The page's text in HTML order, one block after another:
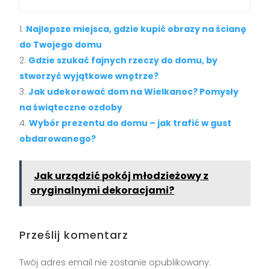
Najlepsze miejsca, gdzie kupić obrazy na ścianę
do Twojego domu
Gdzie szukać fajnych rzeczy do domu, by
stworzyć wyjątkowe wnętrze?
Jak udekorować dom na Wielkanoc? Pomysły
na świąteczne ozdoby
Wybór prezentu do domu – jak trafić w gust
obdarowanego?
Jak urządzić pokój młodzieżowy z
oryginalnymi dekoracjami?
Prześlij komentarz
Twój adres email nie zostanie opublikowany.